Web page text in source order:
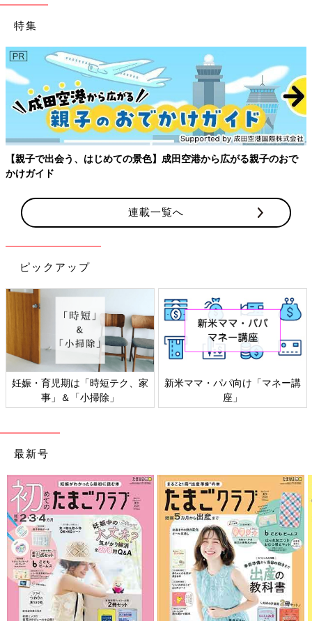
特集
親子のおで
妊娠・出産にまつわる体の変化は多岐にわたります
連載一覧へ
ピックアップ
パ向け「マネー講
感染症対策、いますぐできるこ
「もしもの
最新号